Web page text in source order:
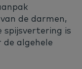
de darmen,
is
algehele